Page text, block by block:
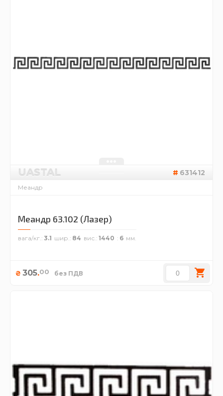
UASTAL 631412
Меандр
Меандр 63.102 (Лазер)
вага/кг. 3.1 шир. 84 вис. 1440 6
₴ 305.00 без ПДВ